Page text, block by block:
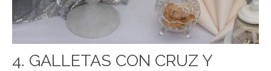
4. GALLETAS CON CRUZ Y